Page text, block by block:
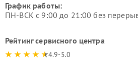
График работы:
ПН-ВСК с 9:00 до 21:00 без
Рейтинг сервисного центра
4.9-5.0